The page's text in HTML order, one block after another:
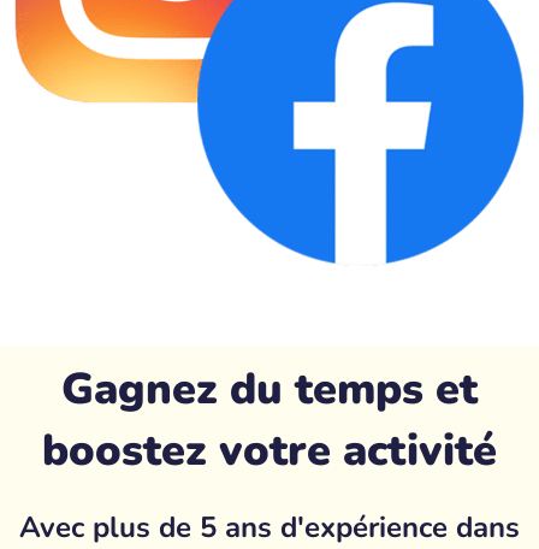
Gagnez du temps et
boostez votre activité
Avec plus de 5 ans d'expérience dans